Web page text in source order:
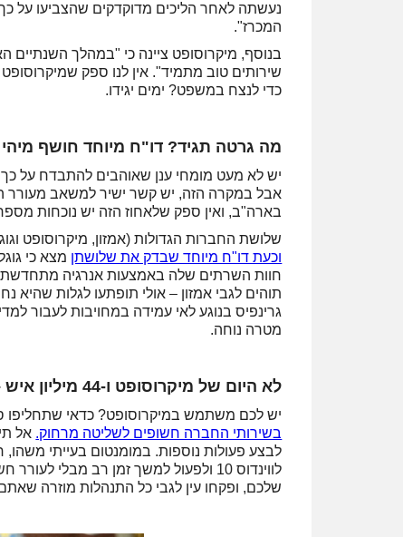
נעשתה לאחר הליכים מדוקדקים שהצביעו על
המכרז".
בנוסף, מיקרוסופט ציינה כי "במהלך השנתיים
שירותים טוב מתמיד". אין לנו ספק
כדי לנצח במשפט? ימים יגידו.
מה גרטה תגיד? דו"ח מיוחד חושף
יש לא מעט מומחי ענן שאוהבים להתבדח על
בארה"ב, ואין ספק שלאחוז הזה יש נוכחות
שלושת החברות הגדולות (אמזון, מיקרוסופט וגוגל) מחזיקות ביחד ב-67%
וכעת דו"ח מיוחד שבדק את שלושתן מצא כי
חוות השרתים שלה באמצעות אנרגיה
תוהים לגבי אמזון – אולי תופתעו לגלות
מטרה נוחה.
לא היום של מיקרוסופט ו-44 מיליון איש – נחשפו פרטים של מיליוני משתמשים ופרצת אבטחה
יש לכם משתמש במיקרוסופט? כדאי שתחליפו
בשירותי החברה חשופים לשליטה מרחוק. אל
לבצע פעולות נוספות. במומנטום בעייתי
לווינדוס 10 ולפעול למשך זמן רב
שלכם, ופקחו עין לגבי כל התנהלות מוזרה